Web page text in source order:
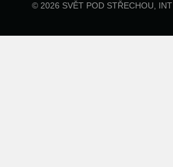
© 2026 SVĚT POD STŘECHOU,